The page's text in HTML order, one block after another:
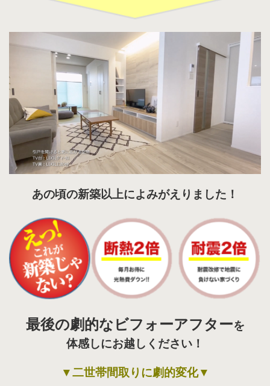
あの頃の新築以上によみがえりました！
最後の劇的なビフォーアフターを
体感しにお越しください！
▼二世帯間取りに劇的変化▼